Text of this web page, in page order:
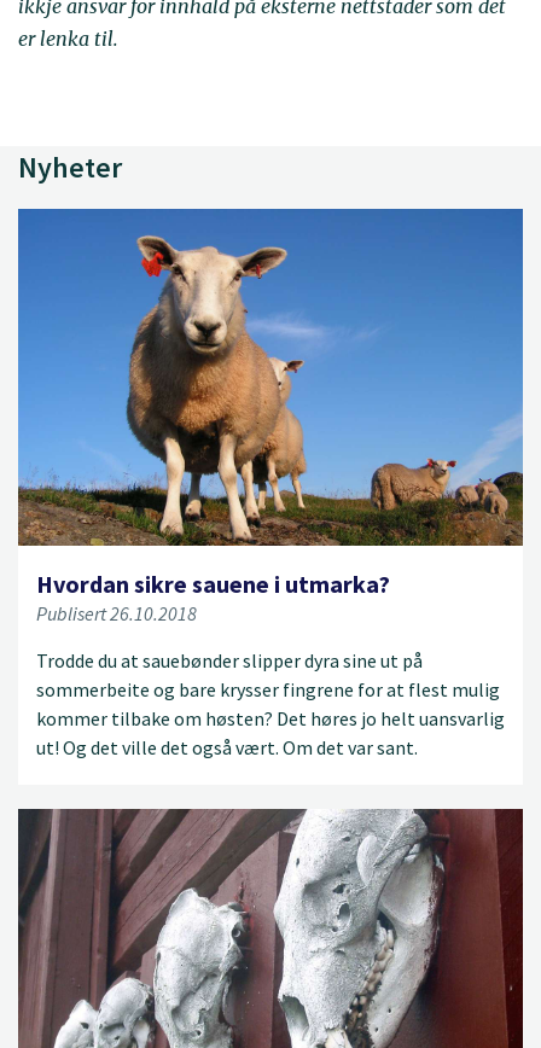
ikkje ansvar for innhald på eksterne nettstader som det
er lenka til.
Nyheter
Hvordan sikre sauene i utmarka?
Publisert 26.10.2018
Trodde du at sauebønder slipper dyra sine ut på
sommerbeite og bare krysser fingrene for at flest mulig
kommer tilbake om høsten? Det høres jo helt uansvarlig
ut! Og det ville det også vært. Om det var sant.